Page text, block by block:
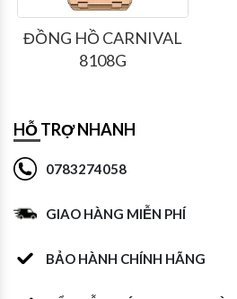
ĐỒNG HỒ CARNIVAL
8108G
HỖ TRỢ NHANH
0783274058
GIAO HÀNG MIỄN PHÍ
BẢO HÀNH CHÍNH HÃNG